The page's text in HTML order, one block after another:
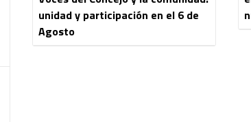
unidad y participación en el 6 de
Agosto